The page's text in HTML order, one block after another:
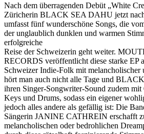
Nach dem überragenden Debüt „White
Züricherin BLACK SEA DAHU jetzt
umfasst fünf wunderschöne Songs, die
der unglaublich dunklen und warmen
erfolgreiche
Reise der Schweizerin geht weiter.
RECORDS veröffentlicht diese starke EP
Schweizer Indie-Folk mit
hört man auch nicht alle Tage und
ihren Singer-Songwriter-Sound zudem mit
Keys und Drums, sodass ein eigener
jedoch alles andere als gefällig ist: Die
Sängerin JANINE CATHREIN erschafft
melancholischen oder bedrohlichen